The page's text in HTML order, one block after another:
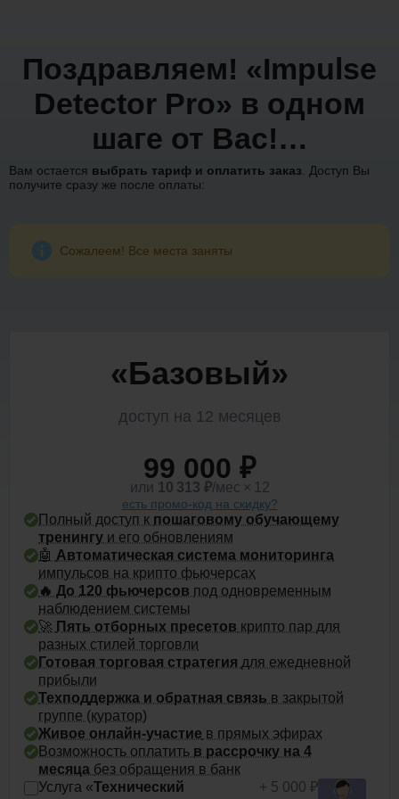
Поздравляем! «Impulse
Detector Pro» в одном
шаге от Вас!…
Вам остается выбрать тариф и оплатить заказ . Доступ Вы
получите сразу же после оплаты:
Сожалеем! Все места заняты
«Базовый»
доступ на 12 месяцев
99 000 ₽
или 10 313 ₽/мес × 12
есть промо-код на скидку?
Полный доступ к пошаговому обучающему
тренингу и его обновлениям
🤖 Автоматическая система мониторинга
импульсов на крипто фьючерсах
🔥 До 120 фьючерсов под одновременным
наблюдением системы
🚀 Пять отборных пресетов крипто пар для
разных стилей торговли
Готовая торговая стратегия для ежедневной
прибыли
Техподдержка и обратная связь в закрытой
группе (куратор)
Живое онлайн-участие в прямых эфирах
Возможность оплатить в рассрочку на 4
месяца без обращения в банк
Услуга «Технический
+ 5 000 ₽